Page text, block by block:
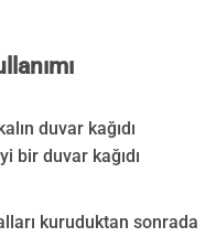
duvar kağıdı
bir duvar kağıdı
kuruduktan sonrada